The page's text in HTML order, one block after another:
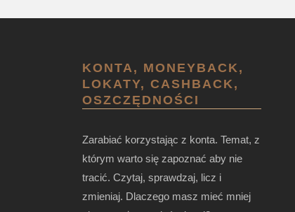
KONTA, MONEYBACK,
LOKATY, CASHBACK,
OSZCZĘDNOŚCI
Zarabiać korzystając z konta. Temat, z
którym warto się zapoznać aby nie
tracić. Czytaj, sprawdzaj, licz i
zmieniaj. Dlaczego masz mieć mniej